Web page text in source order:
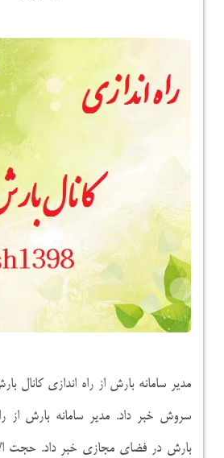
مدیر سامانه بارش از راه اندازی کانال
سروش خبر داد. مدیر سامانه بارش از
بارش در فضای مجازی خبر داد. حجت